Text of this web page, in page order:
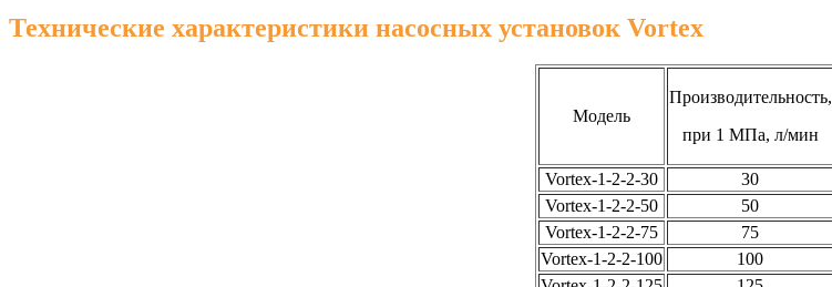
Технические характеристики насосных установок Vortex
Модель
Производительность,
при 1 МПа, л/мин
Vortex-1-2-2-30 30
Vortex-1-2-2-50
50
Vortex-1-2-2-75
75
Vortex-1-2-2-100
100